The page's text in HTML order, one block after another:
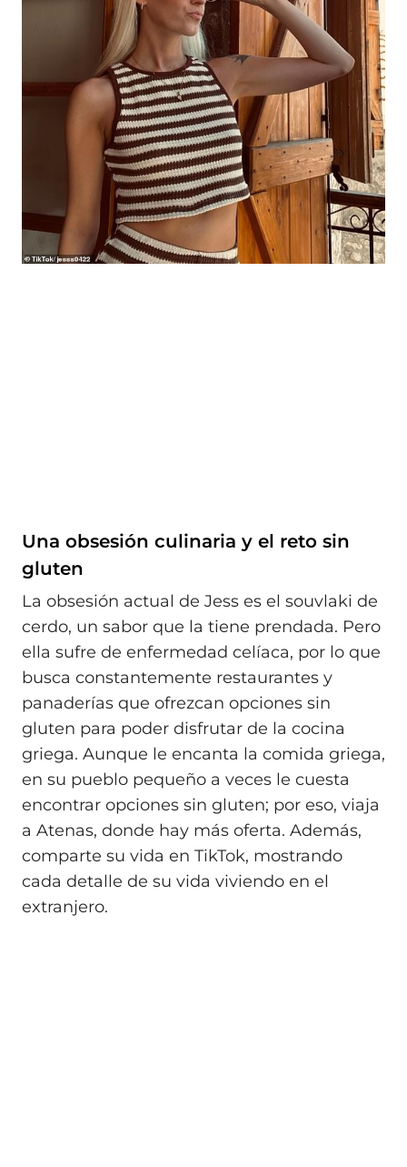
Una obsesión culinaria y el reto sin
gluten
La obsesión actual de Jess es el souvlaki de
cerdo, un sabor que la tiene prendada. Pero
ella sufre de enfermedad celíaca, por lo que
busca constantemente restaurantes y
panaderías que ofrezcan opciones sin
gluten para poder disfrutar de la cocina
griega. Aunque le encanta la comida griega,
en su pueblo pequeño a veces le cuesta
encontrar opciones sin gluten; por eso, viaja
a Atenas, donde hay más oferta. Además,
comparte su vida en TikTok, mostrando
cada detalle de su vida viviendo en el
extranjero.